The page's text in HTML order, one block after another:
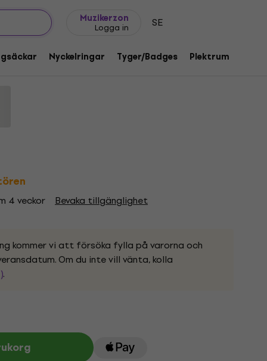
Muzikerzon
Logga in SE
Nyckelringar Tyger/Badges Plektrum
the Moon Courier Black XL Dam
4 veckor Bevaka tillgänglighet
kommer vi att försöka fylla på varorna och
Om du inte vill vänta, kolla
.